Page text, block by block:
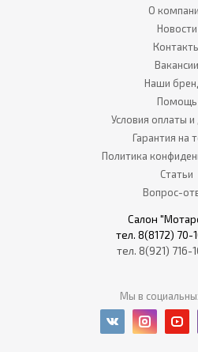
О
Новости
Вакансии
Наши
Помощь
Условия оплаты и
Гарантия на
Политика
Статьи
Вопрос-
Салон
тел. 8(8172) 70-
тел. 8(921) 716-
Мы в